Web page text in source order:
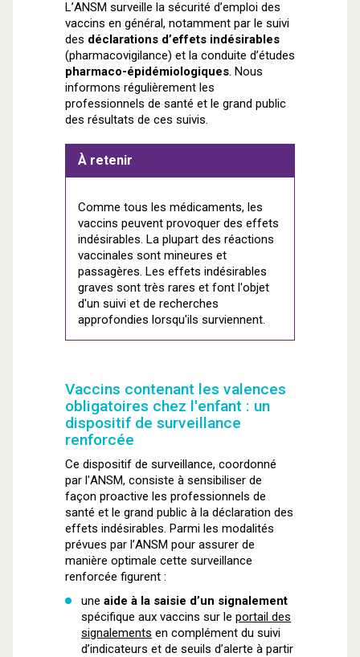
L’ANSM surveille la sécurité d’emploi des
vaccins en général, notamment par le suivi
des déclarations d’effets indésirables
(pharmacovigilance) et la conduite d’études
pharmaco-épidémiologiques. Nous
informons régulièrement les
professionnels de santé et le grand public
des résultats de ces suivis.
À retenir
Comme tous les médicaments, les
vaccins peuvent provoquer des effets
indésirables. La plupart des réactions
vaccinales sont mineures et
passagères. Les effets indésirables
graves sont très rares et font l'objet
d'un suivi et de recherches
approfondies lorsqu'ils surviennent.
Vaccins contenant les valences
obligatoires chez l'enfant : un
dispositif de surveillance
renforcée
Ce dispositif de surveillance, coordonné
par l'ANSM, consiste à sensibiliser de
façon proactive les professionnels de
santé et le grand public à la déclaration des
effets indésirables. Parmi les modalités
prévues par l’ANSM pour assurer de
manière optimale cette surveillance
renforcée figurent :
une aide à la saisie d’un signalement
spécifique aux vaccins sur le portail des
signalements en complément du suivi
d’indicateurs et de seuils d’alerte à partir